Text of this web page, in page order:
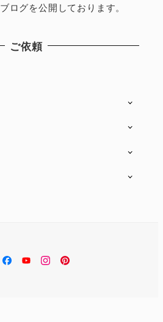
ログを公開しております。
ご依頼
facebookYoutubeinstagram
Pintarest